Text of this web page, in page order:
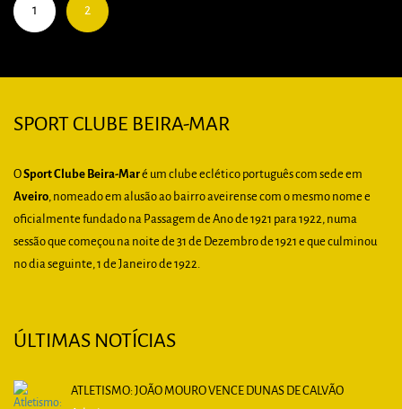
1 2
SPORT CLUBE BEIRA-MAR
OSport Clube Beira-Maré um clube eclético português com sede em
Aveiro, nomeado em alusão ao bairro aveirense com o mesmo nome e
oficialmente fundado na Passagem de Ano de 1921 para 1922, numa
sessão que começou na noite de 31 de Dezembro de 1921 e que culminou
no dia seguinte, 1 de Janeiro de 1922.
ÚLTIMAS NOTÍCIAS
ATLETISMO: JOÃO MOURO VENCE DUNAS DE CALVÃO